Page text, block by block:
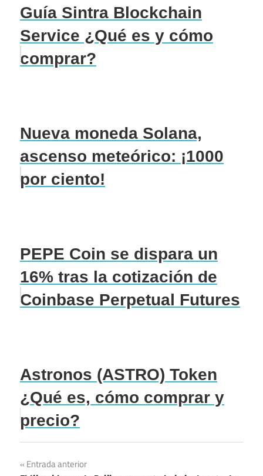
Guía Sintra Blockchain
Service ¿Qué es y cómo
comprar?
Nueva moneda Solana,
ascenso meteórico: ¡1000
por ciento!
PEPE Coin se dispara un
16% tras la cotización de
Coinbase Perpetual Futures
Astronos (ASTRO) Token
¿Qué es, cómo comprar y
precio?
Navegación
Entrada anterior